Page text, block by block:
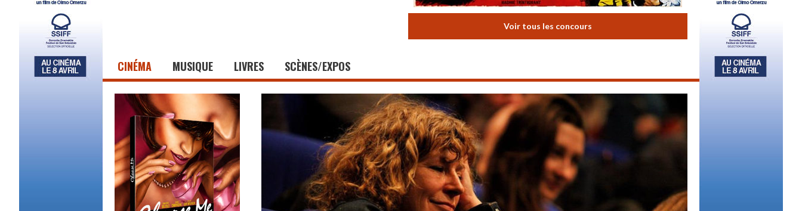
Voir tous les concours
CINÉMA MUSIQUE LIVRES SCÈNES/EXPOS